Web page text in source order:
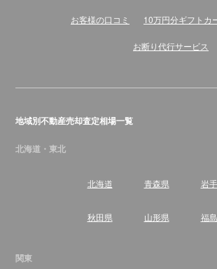
お客様の口コミ 10万円分ギフトカ
お断り代行サービス
地域別不動産売却査定相場一覧
北海道・東北
北海道 青森県 岩
秋田県 山形県 福
関東